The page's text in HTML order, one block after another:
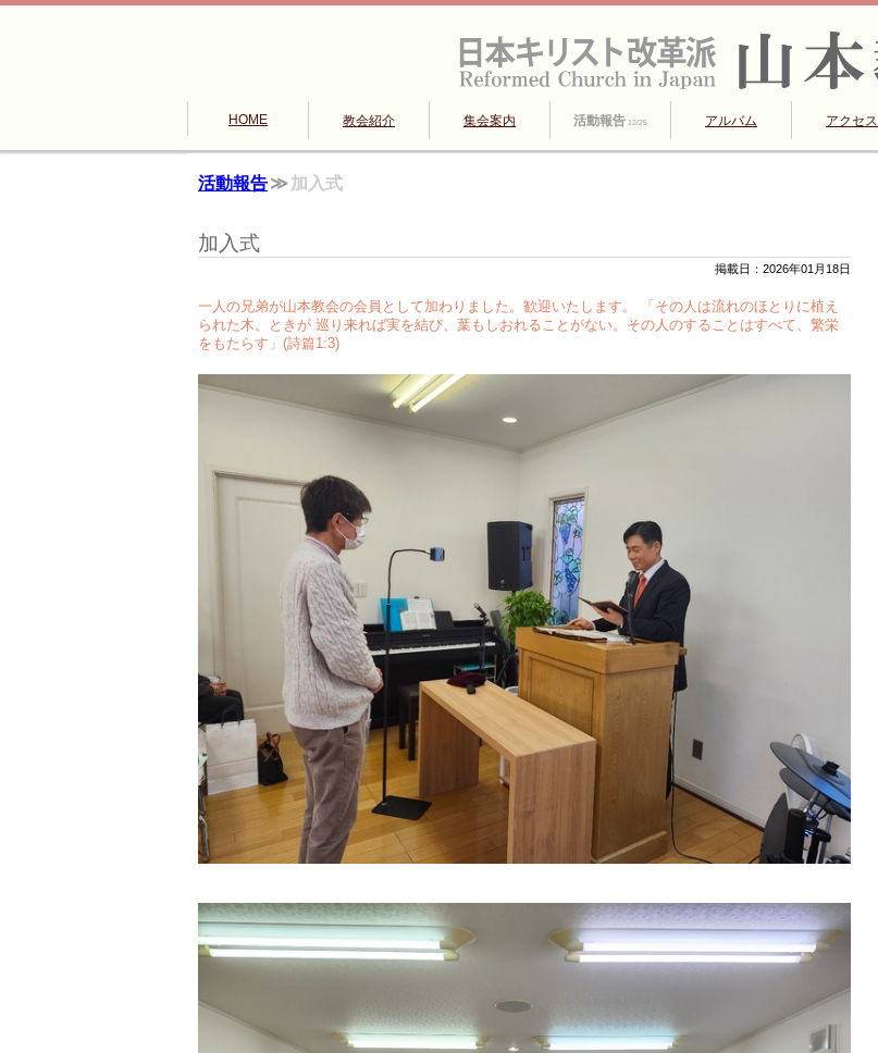
HOME 教会紹介 集会案内 活動報告 12/25 アルバム アクセス
活動報告 加入式
加入式
掲載日：2026年01月18日
一人の兄弟が山本教会の会員として加わりました。歓迎いたします。 「その人は流れのほとりに植え
られた木。ときが 巡り来れば実を結び、葉もしおれることがない。その人のすることはすべて、繁栄
をもたらす」(詩篇1:3)